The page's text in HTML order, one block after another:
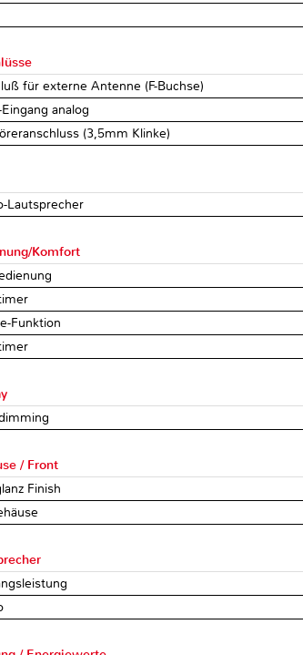
für externe Antenne (F-Buchse)
analog
(3,5mm Klinke)
Lautsprecher
Komfort
Funktion
/ Front
Finish